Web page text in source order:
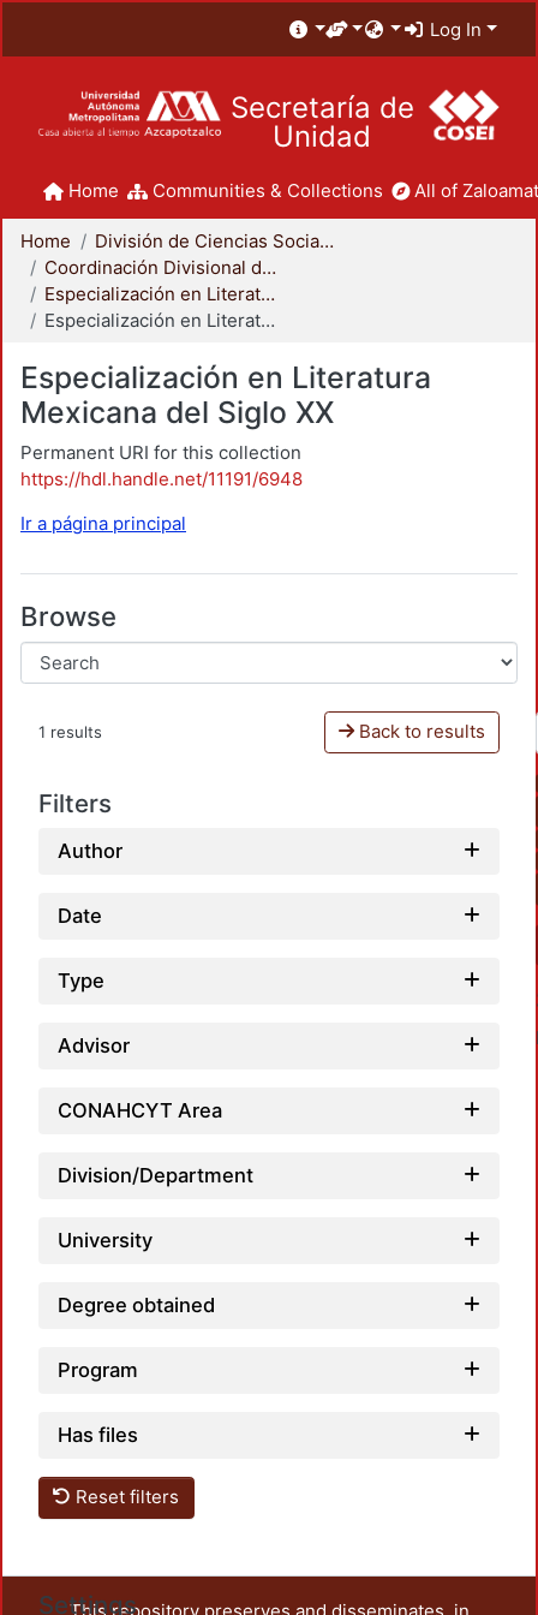
Log In
Secretaría de
Unidad
Home Communities & Collections All of
Home
División de Ciencias Sociales y Humanidades
Coordinación Divisional de Posgrado
Especialización en Literatura Mexicana del Siglo XX
Especialización en Literatura Mexicana del Siglo XX
Especialización en Literatura
Mexicana del Siglo XX
Permanent URI for this collection
https://hdl.handle.net/11191/6948
Ir a página principal
Browse
1 results Back to results
Filters
Author
Date
Type
Advisor
CONAHCYT Area
Division/Department
University
Degree obtained
Program
Has files
Reset filters
Settings